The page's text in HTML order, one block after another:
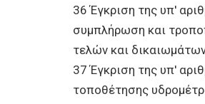
36 Έγκριση της υπ'
συμπλήρωση και
τελών και
37 Έγκριση της υπ'
τοποθέτησης